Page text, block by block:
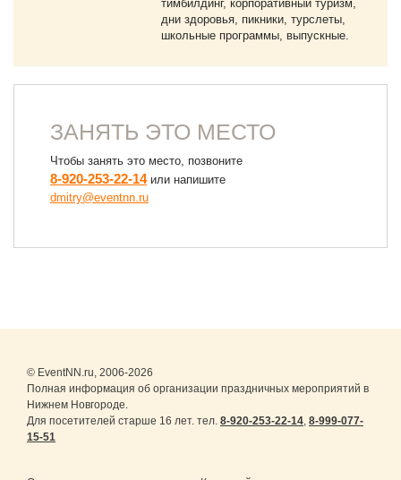
тимбилдинг, корпоративный туризм,
дни здоровья, пикники, турслеты,
школьные программы, выпускные.
ЗАНЯТЬ ЭТО МЕСТО
Чтобы занять это место, позвоните
8-920-253-22-14или напишите
dmitry@eventnn.ru
© EventNN.ru, 2006-2026
Полная информация об организации праздничных мероприятий в
Нижнем Новгороде.
Для посетителей старше 16 лет. тел. 8-920-253-22-14, 8-999-077-
15-51